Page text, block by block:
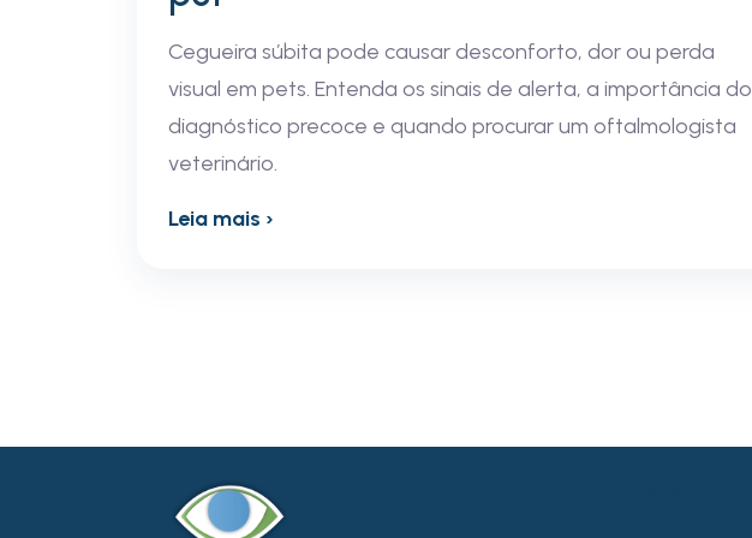
Cegueira súbita pode causar desconforto, dor ou perda
visual em pets. Entenda os sinais de alerta, a importância do
diagnóstico precoce e quando procurar um oftalmologista
veterinário.
Leia mais ›